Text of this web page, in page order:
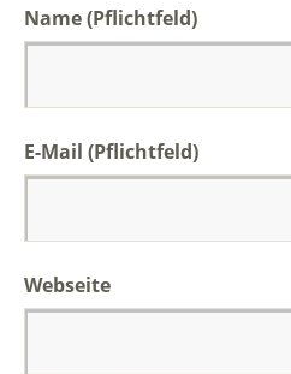
Name(Pflichtfeld)
E-Mail (Pflichtfeld)
Webseite